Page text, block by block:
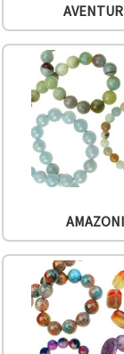
urile făcând
clic pe
"acceptati
toate!" Sau
indicați
preferințele
în setări
selectând
un tip de
cookie -uri
Аcceptati
toate!
Setări